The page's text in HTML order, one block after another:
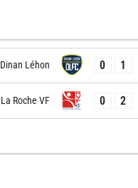
Dinan Léhon 0 1
La Roche VF 0 2